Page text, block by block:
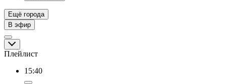
Ещё города
В эфир
Плейлист
15:40